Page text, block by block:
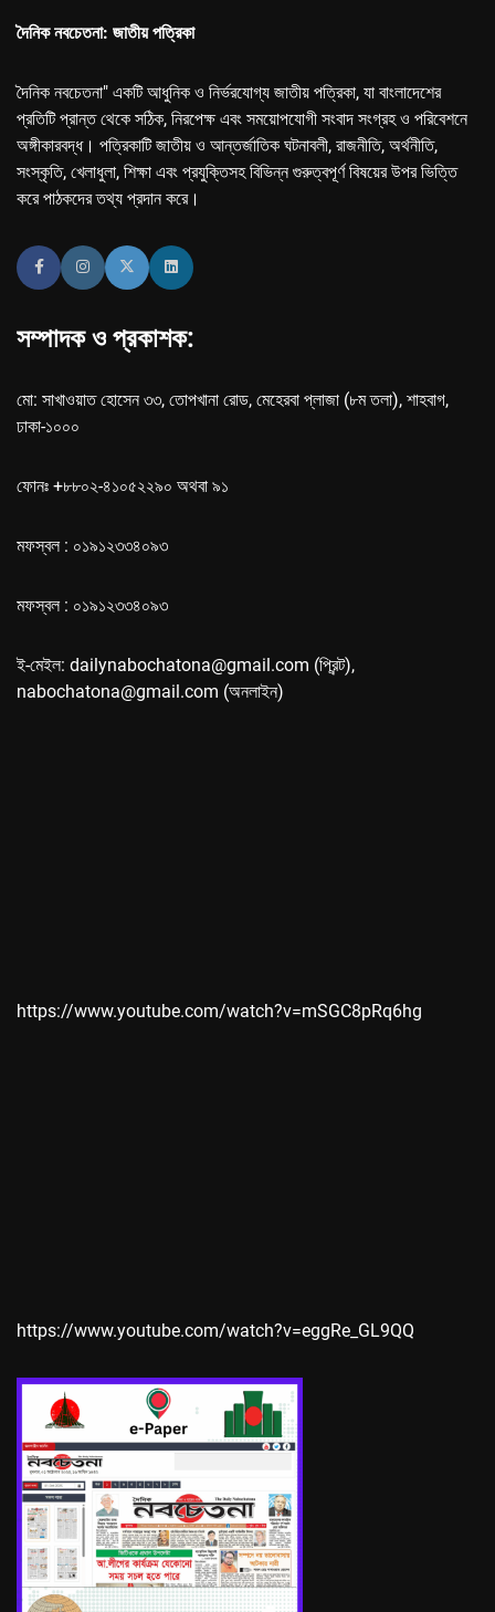
দৈনিক নবচেতনা: জাতীয় পত্রিকা
দৈনিক নবচেতনা" একটি আধুনিক ও নির্ভরযোগ্য জাতীয় পত্রিকা, যা বাংলাদেশের
প্রতিটি প্রান্ত থেকে সঠিক, নিরপেক্ষ এবং সময়োপযোগী সংবাদ সংগ্রহ ও পরিবেশনে
অঙ্গীকারবদ্ধ। পত্রিকাটি জাতীয় ও আন্তর্জাতিক ঘটনাবলী, রাজনীতি, অর্থনীতি,
সংস্কৃতি, খেলাধুলা, শিক্ষা এবং প্রযুক্তিসহ বিভিন্ন গুরুত্বপূর্ণ বিষয়ের উপর ভিত্তি
করে পাঠকদের তথ্য প্রদান করে।
সম্পাদক ও প্রকাশক:
মো: সাখাওয়াত হোসেন ৩৩, তোপখানা রোড, মেহেরবা প্লাজা (৮ম তলা), শাহবাগ,
ঢাকা-১০০০
ফোনঃ +৮৮০২-৪১০৫২২৯০ অথবা ৯১
মফস্বল : ০১৯১২৩৩৪০৯৩
মফস্বল : ০১৯১২৩৩৪০৯৩
ই-মেইল: dailynabochatona@gmail.com (প্রিন্ট),
nabochatona@gmail.com (অনলাইন)
https://www.youtube.com/watch?v=mSGC8pRq6hg
https://www.youtube.com/watch?v=eggRe_GL9QQ